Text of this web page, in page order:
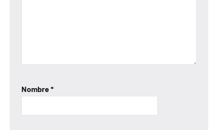
Nombre*